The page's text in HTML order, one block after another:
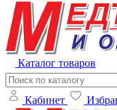
Каталог товаров
Кабинет